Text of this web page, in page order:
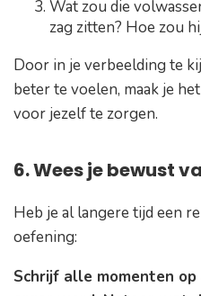
Wat zou die
zag zitten? Hoe zou
Door in je verbeelding te
beter te voelen, maak je
voor jezelf te zorgen.
6. Wees je bewust
Heb je al langere tijd een
oefening:
Schrijf alle momenten